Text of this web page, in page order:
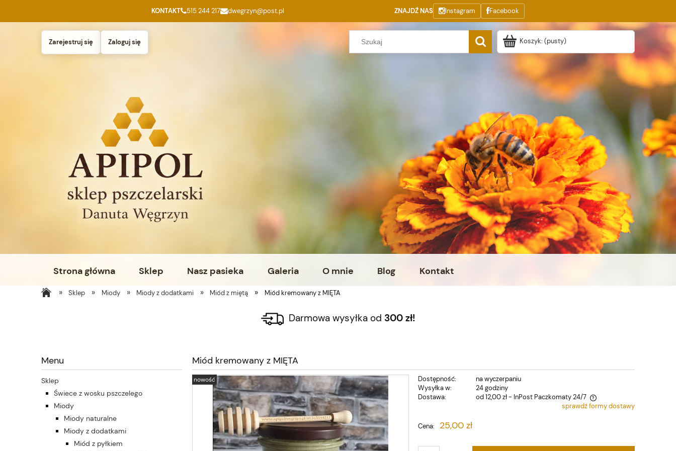
KONTAKT 515 244 217 dwegrzyn@post.pl ZNAJDŹ NAS Instagram Facebook
Zarejestruj się Zaloguj się Koszyk: (pusty)
Strona główna Sklep Nasz pasieka Galeria O mnie Blog Kontakt
» Sklep » Miody » Miody z dodatkami » Miód z miętą » Miód kremowany z MIĘTA
Darmowa wysyłka od 300 zł!
Menu
Sklep
Świece z wosku pszczelego
Miody
Miody naturalne
Miody z dodatkami
Miód z pyłkiem
Miód kremowany z MIĘTA
nowość Dostępność:
na wyczerpaniu
Wysyłka w:
24 godziny
Dostawa:
od 12,00 zł - InPost Paczkomaty 24/7
płatności
sprawdź formy dostawy
Cena: 25,00 zł